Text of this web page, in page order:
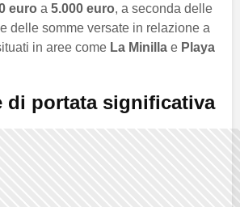
euro a 5.000 euro, a seconda delle
delle somme versate in relazione a
in aree come La Minilla e Playa
di portata significativa